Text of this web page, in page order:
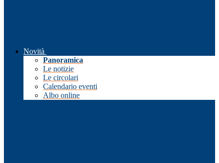
Novità
Panoramica
Le notizie
Le circolari
Calendario eventi
Albo online